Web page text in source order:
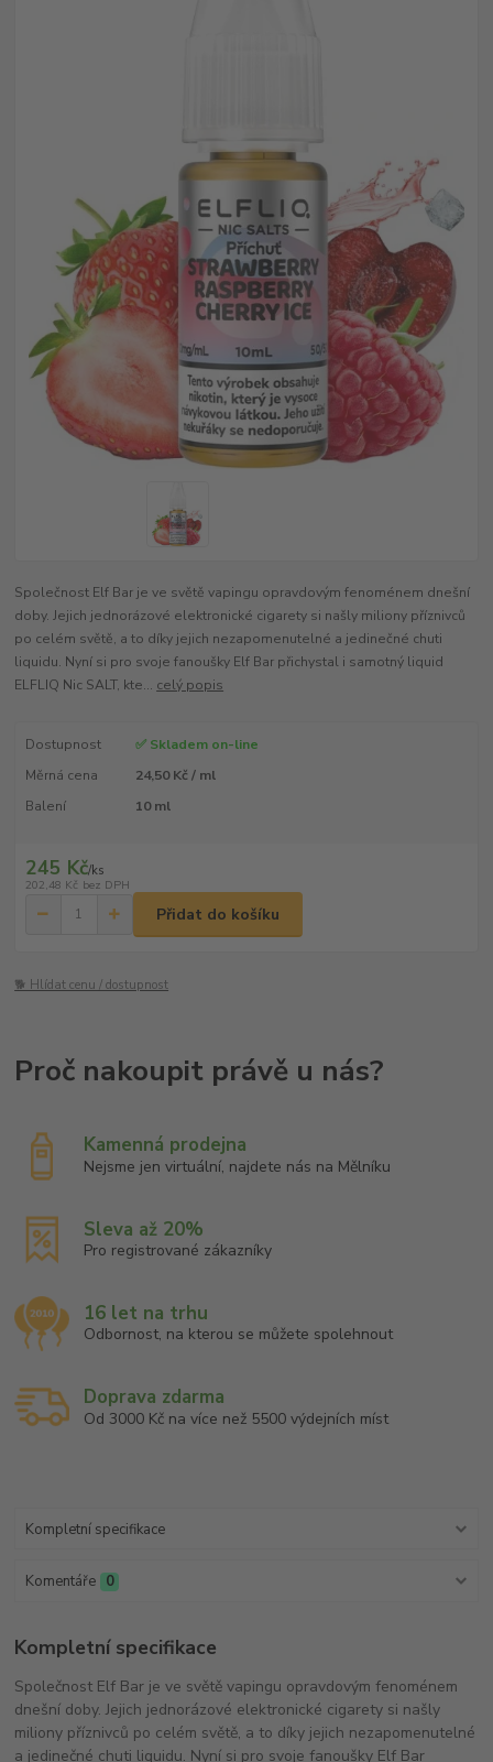
Společnost Elf Bar je ve světě vapingu opravdovým fenoménem dnešní
doby. Jejich jednorázové elektronické cigarety si našly miliony příznivců
po celém světě, a to díky jejich nezapomenutelné a jedinečné chuti
liquidu. Nyní si pro svoje fanoušky Elf Bar přichystal i samotný liquid
ELFLIQ Nic SALT, kte... celý popis
Dostupnost
✅ Skladem on-line
Měrná cena
24,50 Kč / ml
Balení
10 ml
245 Kč/ks
202,48 Kč bez DPH
Přidat do košíku
🐕 Hlídat cenu / dostupnost
Kamenná prodejna
Nejsme jen virtuální, najdete nás na Mělníku
Sleva až 20%
Pro registrované zákazníky
16 let na trhu
Odbornost, na kterou se můžete spolehnout
Doprava zdarma
Od 3000 Kč na více než 5500 výdejních míst
Kompletní specifikace
Komentáře 0
Kompletní specifikace
Společnost Elf Bar je ve světě vapingu opravdovým fenoménem
dnešní doby. Jejich jednorázové elektronické cigarety si našly
miliony příznivců po celém světě, a to díky jejich nezapomenutelné
a jedinečné chuti liquidu. Nyní si pro svoje fanoušky Elf Bar